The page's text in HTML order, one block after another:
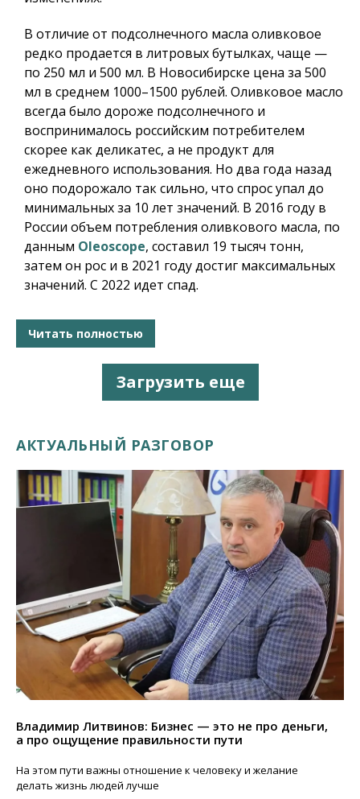
В отличие от подсолнечного масла оливковое
редко продается в литровых бутылках, чаще —
по 250 мл и 500 мл. В Новосибирске цена за 500
мл в среднем 1000–1500 рублей. Оливковое масло
всегда было дороже подсолнечного и
воспринималось российским потребителем
скорее как деликатес, а не продукт для
ежедневного использования. Но два года назад
оно подорожало так сильно, что спрос упал до
минимальных за 10 лет значений. В 2016 году в
России объем потребления оливкового масла, по
данным Oleoscope, составил 19 тысяч тонн,
затем он рос и в 2021 году достиг максимальных
значений. С 2022 идет спад.
Читать полностью
Загрузить еще
АКТУАЛЬНЫЙ РАЗГОВОР
Владимир Литвинов: Бизнес — это не про деньги,
а про ощущение правильности пути
На этом пути важны отношение к человеку и желание
делать жизнь людей лучше